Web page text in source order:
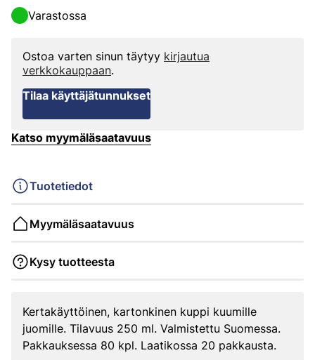
Varastossa
Ostoa varten sinun täytyy kirjautua
verkkokauppaan.
Tilaa käyttäjätunnukset
Katso myymäläsaatavuus
Tuotetiedot
Myymäläsaatavuus
Kysy tuotteesta
Kertakäyttöinen, kartonkinen kuppi kuumille
juomille. Tilavuus 250 ml. Valmistettu Suomessa.
Pakkauksessa 80 kpl. Laatikossa 20 pakkausta.